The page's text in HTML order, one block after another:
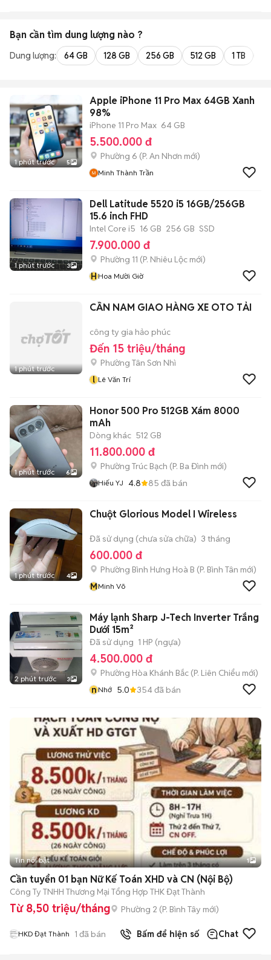
Bạn cần tìm dung lượng nào ?
Dung lượng: 64 GB 128 GB 256 GB 512 GB 1 TB
1 phút trước 5
Apple iPhone 11 Pro Max 64GB Xanh
98%
iPhone 11 Pro Max 64 GB
5.500.000 đ
Phường 6 (P. An Nhơn mới)
Minh Thành Trần
1 phút trước 3
Dell Latitude 5520 i5 16GB/256GB
15.6 inch FHD
Intel Core i5 16 GB 256 GB SSD
7.900.000 đ
Phường 11 (P. Nhiêu Lộc mới)
HHoa Mười Giờ
1 phút trước
CẦN NAM GIAO HÀNG XE OTO TẢI
công ty gia hảo phúc
Đến 15 triệu/tháng
Phường Tân Sơn Nhì
l Lê Văn Trí
1 phút trước 6
Honor 500 Pro 512GB Xám 8000
mAh
Dòng khác 512 GB
11.800.000 đ
Phường Trúc Bạch (P. Ba Đình mới)
Hiếu YJ 4.8 85 đã bán
1 phút trước 4
Chuột Glorious Model I Wireless
Đã sử dụng (chưa sửa chữa) 3 tháng
600.000 đ
Phường Bình Hưng Hoà B (P. Bình Tân mới)
MMinh Võ
2 phút trước 3
Máy lạnh Sharp J-Tech Inverter Trắng
Dưới 15m²
Đã sử dụng 1 HP (ngựa)
4.500.000 đ
Phường Hòa Khánh Bắc (P. Liên Chiểu mới)
nNhớ 5.0 354đã bán
Tin nổi bật 1
Cần tuyển 01 bạn Nữ Kế Toán XHD và CN (Nội Bộ)
Công Ty TNHH Thương Mại Tổng Hợp THK Đạt Thành
Từ 8,50 triệu/tháng Phường 2 (P. Bình Tây mới)
HKD Đạt Thành 1 đã bán Bấm để hiện số Chat